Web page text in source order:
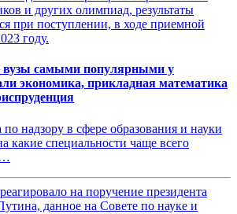
вузы самыми популярными у
экономика, прикладная математика
надзору в сфере образования и науки
какие специальности чаще всего